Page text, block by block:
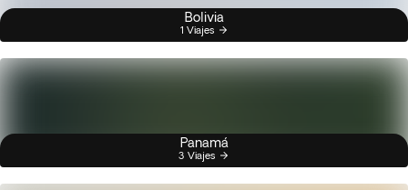
Bolivia
1 Viajes
Panamá
3 Viajes